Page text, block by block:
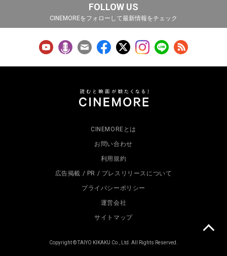
FOLLOW US
CINEMOREをフォローして最新情報をチェック
CINEMOREとは
お問い合わせ
利用規約
広告掲載 / PR / プレスリリースについて
プライバシーポリシー
運営会社
サイトマップ
Copyright © TAIYO KIKAKU Co., Ltd. All Rights Reserved.